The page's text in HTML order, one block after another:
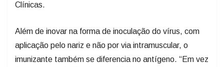
Clínicas.
Além de inovar na forma de inoculação do vírus, com
aplicação pelo nariz e não por via intramuscular, o
imunizante também se diferencia no antígeno. “Em vez